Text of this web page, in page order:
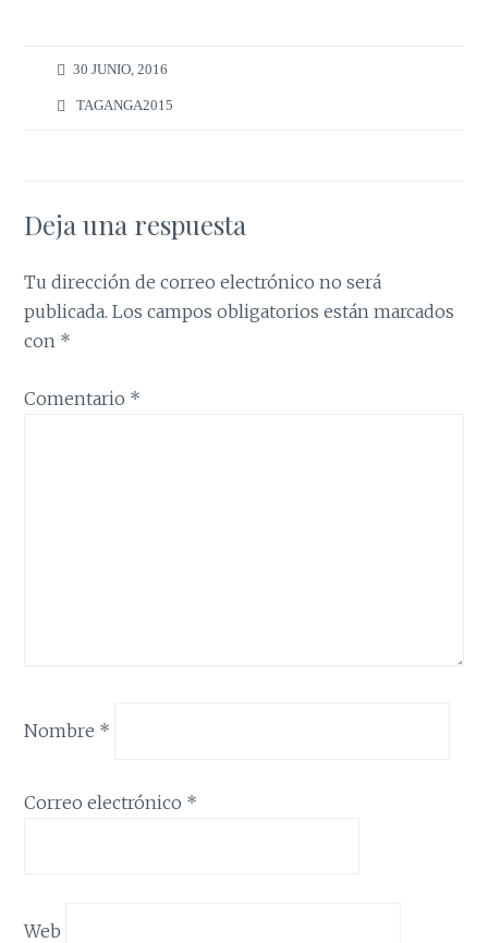
30 JUNIO, 2016
TAGANGA2015
Deja una respuesta
Tu dirección de correo electrónico no será
publicada. Los campos obligatorios están marcados
con *
Comentario *
Nombre *
Correo electrónico *
Web